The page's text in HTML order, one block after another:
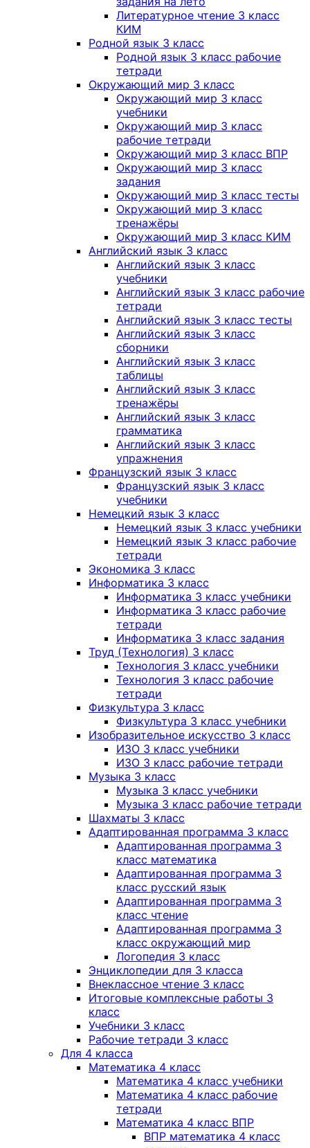
Литературное чтение 3 класс
КИМ
Родной язык 3 класс
Родной язык 3 класс рабочие
тетради
Окружающий мир 3 класс
Окружающий мир 3 класс
учебники
Окружающий мир 3 класс
рабочие тетради
Окружающий мир 3 класс ВПР
Окружающий мир 3 класс
задания
Окружающий мир 3 класс тесты
Окружающий мир 3 класс
тренажёры
Окружающий мир 3 класс КИМ
Английский язык 3 класс
Английский язык 3 класс
учебники
Английский язык 3 класс рабочие
тетради
Английский язык 3 класс тесты
Английский язык 3 класс
сборники
Английский язык 3 класс
таблицы
Английский язык 3 класс
тренажёры
Английский язык 3 класс
грамматика
Английский язык 3 класс
упражнения
Французский язык 3 класс
Французский язык 3 класс
учебники
Немецкий язык 3 класс
Немецкий язык 3 класс учебники
Немецкий язык 3 класс рабочие
тетради
Экономика 3 класс
Информатика 3 класс
Информатика 3 класс учебники
Информатика 3 класс рабочие
тетради
Информатика 3 класс задания
Труд (Технология) 3 класс
Технология 3 класс учебники
Технология 3 класс рабочие
тетради
Физкультура 3 класс
Физкультура 3 класс учебники
Изобразительное искусство 3 класс
ИЗО 3 класс учебники
ИЗО 3 класс рабочие тетради
Музыка 3 класс
Музыка 3 класс учебники
Музыка 3 класс рабочие тетради
Шахматы 3 класс
Адаптированная программа 3 класс
Адаптированная программа 3
класс математика
Адаптированная программа 3
класс русский язык
Адаптированная программа 3
класс чтение
Адаптированная программа 3
класс окружающий мир
Логопедия 3 класс
Энциклопедии для 3 класса
Внеклассное чтение 3 класс
Итоговые комплексные работы 3
класс
Учебники 3 класс
Рабочие тетради 3 класс
Для 4 класса
Математика 4 класс
Математика 4 класс учебники
Математика 4 класс рабочие
тетради
Математика 4 класс ВПР
ВПР математика 4 класс